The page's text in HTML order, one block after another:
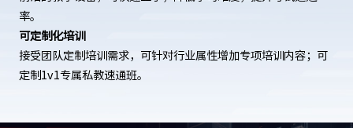
率。
可定制化培训
接受团队定制培训需求，可针对行业属性增加专项培训内容；可
定制1v1专属私教速通班。